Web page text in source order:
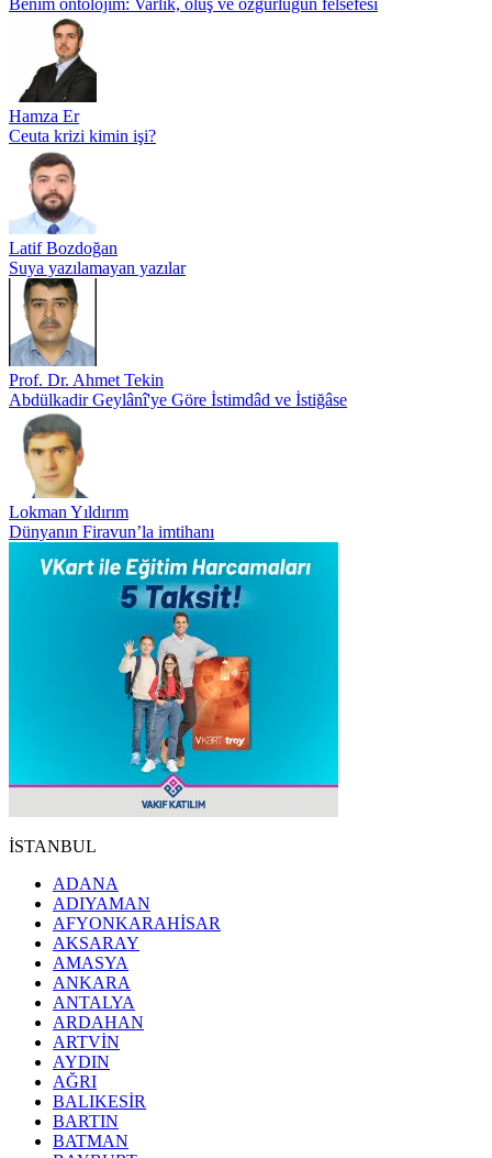
Hamza Er
Ceuta krizi kimin işi?
Latif Bozdoğan
Suya yazılamayan yazılar
Prof. Dr. Ahmet Tekin
Abdülkadir Geylânî'ye Göre İstimdâd ve İstiğâse
Lokman Yıldırım
Dünyanın Firavun’la imtihanı
İSTANBUL
ADANA
ADIYAMAN
AFYONKARAHİSAR
AKSARAY
AMASYA
ANKARA
ANTALYA
ARDAHAN
ARTVİN
AYDIN
AĞRI
BALIKESİR
BARTIN
BATMAN